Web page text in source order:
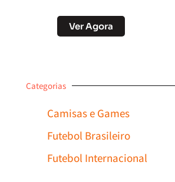
Ver Agora
Categorias
Camisas e Games
Futebol Brasileiro
Futebol Internacional